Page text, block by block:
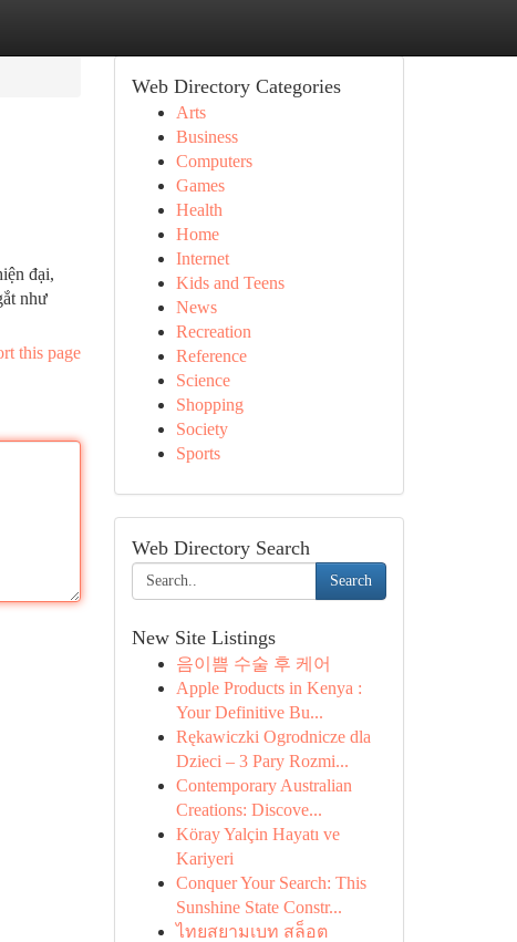
đại,
như
this page
Web Directory Categories
Arts
Business
Computers
Games
Health
Home
Internet
Kids and Teens
News
Recreation
Reference
Science
Shopping
Society
Sports
Web Directory Search
Search
New Site Listings
음이쁨 수술 후 케어
Apple Products in Kenya :
Your Definitive Bu...
Rękawiczki Ogrodnicze dla
Dzieci – 3 Pary Rozmi...
Contemporary Australian
Creations: Discove...
Köray Yalçin Hayatı ve
Kariyeri
Conquer Your Search: This
Sunshine State Constr...
ไทยสยามเบท สล็อต